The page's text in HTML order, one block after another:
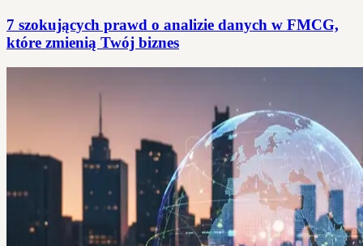
7 szokujących prawd o analizie danych w FMCG,
które zmienią Twój biznes